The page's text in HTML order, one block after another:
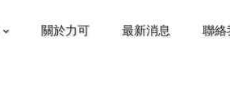
關於力可 最新消息 聯絡